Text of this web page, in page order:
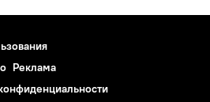
Реклама